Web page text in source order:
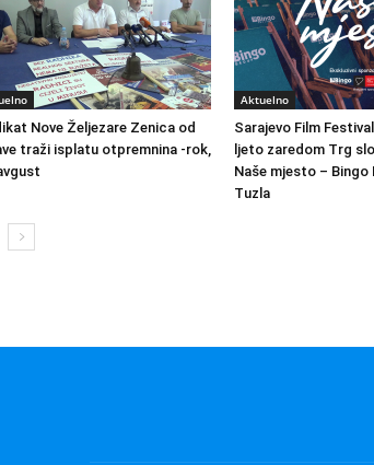
Nove Željezare Zenica od
traži isplatu otpremnina -rok,
Aktuelno
Sarajevo Film
ljeto zaredom Trg
Naše mjesto – Bingo
Tuzla